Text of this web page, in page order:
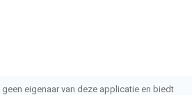
eigenaar van deze applicatie en biedt